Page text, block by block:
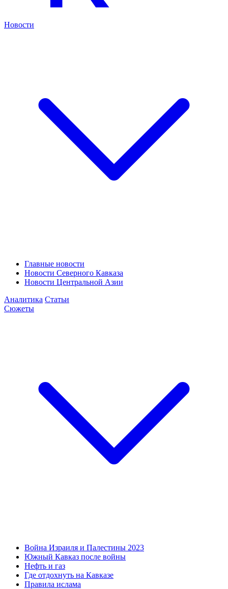
Новости
Главные новости
Новости Северного Кавказа
Новости Центральной Азии
Аналитика Статьи
Сюжеты
Война Израиля и Палестины 2023
Южный Кавказ после войны
Нефть и газ
Где отдохнуть на Кавказе
Правила ислама